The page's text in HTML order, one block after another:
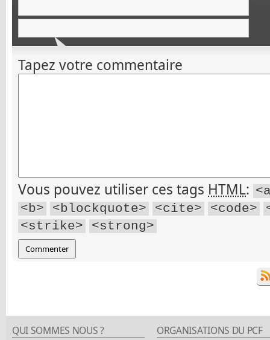
Tapez votre commentaire
Vous pouvez utiliser ces tags HTML:
<b>
<blockquote> <cite> <code>
<strike>
<strong>
QUI SOMMES NOUS ? ORGANISATIONS DU PCF